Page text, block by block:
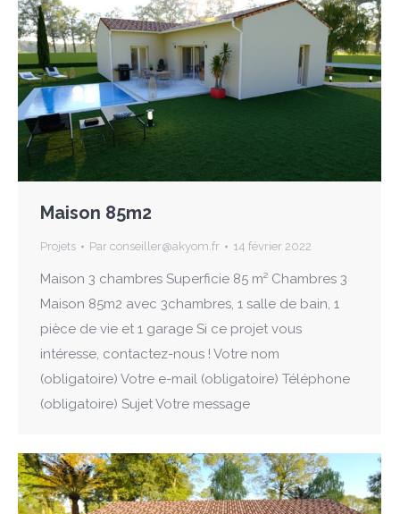
Maison 85m2
Projets Par conseiller@akyom.fr 14 février 2022
Maison 3 chambres Superficie 85 m² Chambres 3
Maison 85m2 avec 3chambres, 1 salle de bain, 1
pièce de vie et 1 garage Si ce projet vous
intéresse, contactez-nous ! Votre nom
(obligatoire) Votre e-mail (obligatoire) Téléphone
(obligatoire) Sujet Votre message